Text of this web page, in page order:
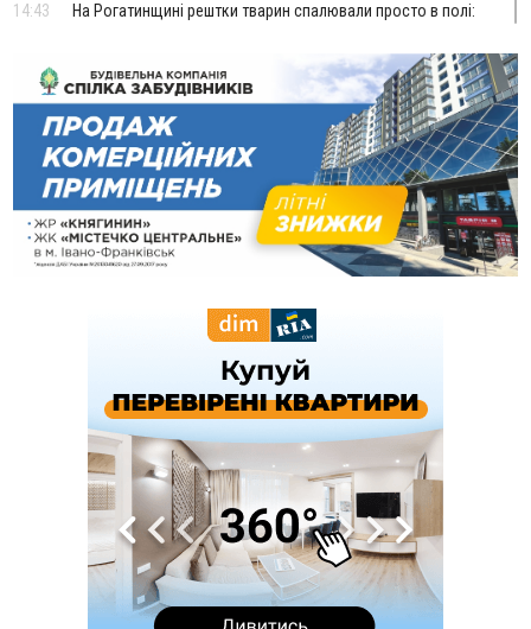
14:43
На Рогатинщині рештки тварин спалювали просто в полі:
13:25
Пірс, ігровий майданчик і зона для пікніків: оголосили
тендер на 7 мільйонів на благоустрій Німецького озера
12:14
У Калуші на озері в міському парку масово загинули
качки та риба
11:18
Майстра лісу з Верховинщини оштрафували на 600 тисяч за
переправлення чоловіків до Румунії
10:49
На Прикарпатті через негоду сталися аварійні вимкнення
світла
За змову на тендері для Долинської лікарні двох
Яремчанський суд виніс вирок чоловіку, який у Буковелі
вкрав із супермаркету пляшку віскі за 8,5 тисяч
В урочищі біля Галича археологи відкопали давньоруську
вагову гирку XII–XIII століть
У Франківську медики провели серію складних операцій
на аорті
07 Серпня
У Богородчанах на "зебрі" водій Audi наїхав на
хлопчика з велосипедом
Загальна площа всіх книгарень України - трохи більше ніж 6
футбольних полів